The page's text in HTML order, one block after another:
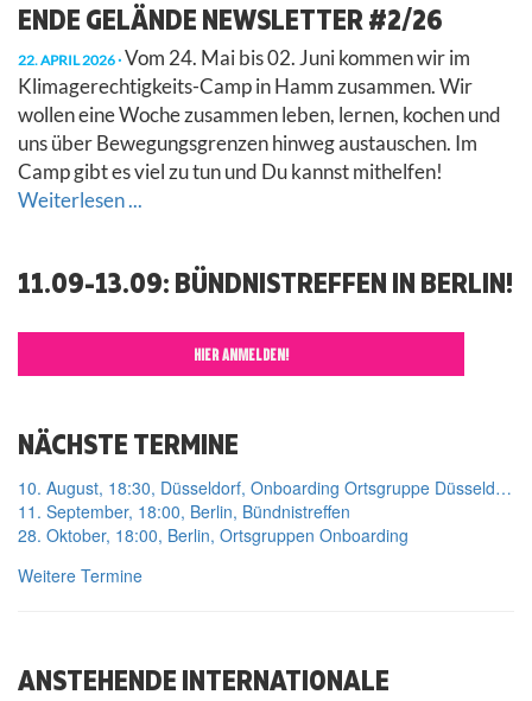
ENDE GELÄNDE NEWSLETTER #2/26
22. APRIL 2026 Vom 24. Mai bis 02. Juni kommen wir im
Klimagerechtigkeits-Camp in Hamm zusammen. Wir
wollen eine Woche zusammen leben, lernen, kochen und
uns über Bewegungsgrenzen hinweg austauschen. Im
Camp gibt es viel zu tun und Du kannst mithelfen!
Weiterlesen ...
11.09-13.09: BÜNDNISTREFFEN IN BERLIN!
HIER ANMELDEN!
NÄCHSTE TERMINE
10. August, 18:30, Düsseldorf, Onboarding Ortsgruppe Düsseldorf
11. September, 18:00, Berlin, Bündnistreffen
28. Oktober, 18:00, Berlin, Ortsgruppen Onboarding
Weitere Termine
ANSTEHENDE INTERNATIONALE